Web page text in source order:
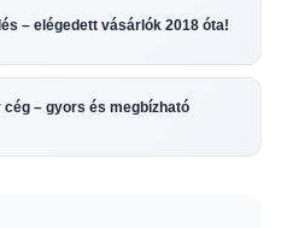
– elégedett vásárlók 2018 óta!
– gyors és megbízható